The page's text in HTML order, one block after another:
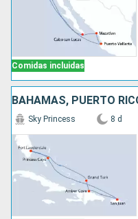
Comidas incluidas
Sky Princess 8 d